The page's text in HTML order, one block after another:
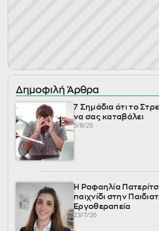
Δημοφιλή Άρθρα
7 Σημάδια ότι το
να σας καταβάλει
5/8/26
Η Ραφαηλία
παιχνίδι στην
Εργοθεραπεία
23/7/26